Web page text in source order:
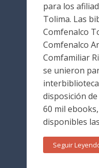
para los
Tolima. Las
Comfenalco
Comfenalco
Comfamiliar
se unieron
disposición
60 mil
disponibles
Seguir